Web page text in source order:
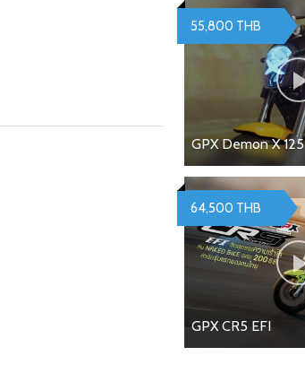
GPX Demon X 125
55,800 THB
GPX CR5 EFI
64,500 THB